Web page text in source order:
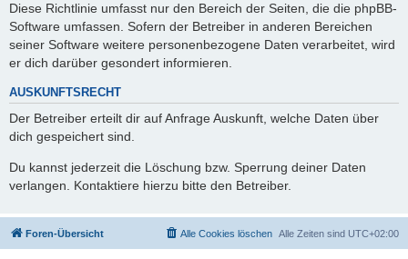
Diese Richtlinie umfasst nur den Bereich der Seiten, die die phpBB-
Software umfassen. Sofern der Betreiber in anderen Bereichen
seiner Software weitere personenbezogene Daten verarbeitet, wird
er dich darüber gesondert informieren.
AUSKUNFTSRECHT
Der Betreiber erteilt dir auf Anfrage Auskunft, welche Daten über
dich gespeichert sind.
Du kannst jederzeit die Löschung bzw. Sperrung deiner Daten
verlangen. Kontaktiere hierzu bitte den Betreiber.
Foren-Übersicht Alle Zeiten sind UTC+02:00
Alle Cookies löschen